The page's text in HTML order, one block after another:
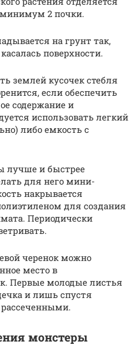
2 почки.
на грунт так,
поверхности.
землей кусочек стебля
если обеспечить
содержание и
использовать легкий
либо емкость с
лучше и быстрее
для него мини-
накрывается
для создания
Периодически
черенок можно
место в
Первые молодые листья
и лишь спустя
рассеченными.
монстеры